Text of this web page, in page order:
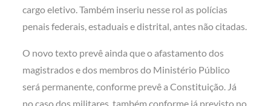
cargo eletivo. Também inseriu nesse rol as polícias
penais federais, estaduais e distrital, antes não citadas.
O novo texto prevê ainda que o afastamento dos
magistrados e dos membros do Ministério Público
será permanente, conforme prevê a Constituição. Já
no caso dos militares, também conforme já previsto no